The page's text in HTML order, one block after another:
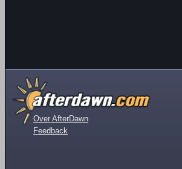
Over AfterDawn
Feedback